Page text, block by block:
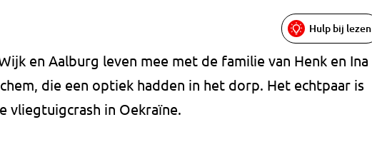
Hulp bij lezen
en Aalburg leven mee met de familie van Henk en Ina
die een optiek hadden in het dorp. Het echtpaar is
vliegtuigcrash in Oekraïne.